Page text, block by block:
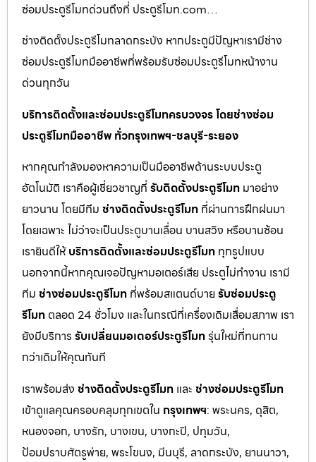
ซ่อมประตูรีโมทด่วนถึงที่ ประตูรีโมท.com…
ช่างติดตั้งประตูรีโมทลาดกระบัง หากประตูมีปัญหาเรามีช่าง
ซ่อมประตูรีโมทมืออาชีพที่พร้อมรับซ่อมประตูรีโมทหน้างาน
ด่วนทุกวัน
บริการติดตั้งและซ่อมประตูรีโมทครบวงจร โดยช่างซ่อม
ประตูรีโมทมืออาชีพ ทั่วกรุงเทพฯ-ชลบุรี-ระยอง
หากคุณกำลังมองหาความเป็นมืออาชีพด้านระบบประตู
อัตโนมัติ เราคือผู้เชี่ยวชาญที่ รับติดตั้งประตูรีโมท มาอย่าง
ยาวนาน โดยมีทีม ช่างติดตั้งประตูรีโมท ที่ผ่านการฝึกฝนมา
โดยเฉพาะ ไม่ว่าจะเป็นประตูบานเลื่อน บานสวิง หรือบานซ้อน
เรายินดีให้บริการติดตั้งและซ่อมประตูรีโมท ทุกรูปแบบ
นอกจากนี้หากคุณเจอปัญหามอเตอร์เสีย ประตูไม่ทำงาน เรามี
ทีม ช่างซ่อมประตูรีโมท ที่พร้อมสแตนด์บาย รับซ่อมประตู
รีโมท ตลอด 24 ชั่วโมง และในกรณีที่เครื่องเดิมเสื่อมสภาพ เรา
ยังมีบริการ รับเปลี่ยนมอเตอร์ประตูรีโมทรุ่นใหม่ที่ทนทาน
กว่าเดิมให้คุณทันที
เราพร้อมส่ง ช่างติดตั้งประตูรีโมท และ ช่างซ่อมประตูรีโมท
เข้าดูแลคุณครอบคลุมทุกเขตใน กรุงเทพฯ: พระนคร, ดุสิต,
หนองจอก, บางรัก, บางเขน, บางกะปิ, ปทุมวัน,
ป้อมปราบศัตรูพ่าย, พระโขนง, มีนบุรี, ลาดกระบัง, ยานนาวา,